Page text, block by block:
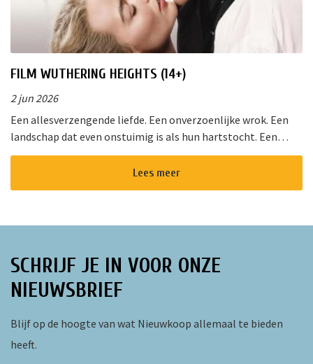
FILM WUTHERING HEIGHTS (14+)
2 jun 2026
Een allesverzengende liefde. Een onverzoenlijke wrok. Een
landschap dat even onstuimig is als hun hartstocht. Een
gedurfde en originele verfilming van de wereldberoemde
Lees meer
SCHRIJF JE IN VOOR ONZE
NIEUWSBRIEF
Blijf op de hoogte van wat Nieuwkoop allemaal te bieden
heeft.